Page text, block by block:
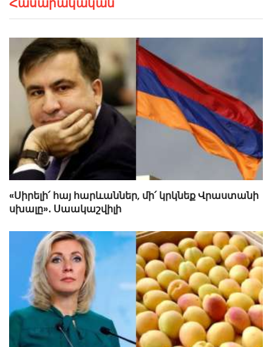
«Սիրելի՛ հայ հարևաններ, մի՛ կրկնեք Վրաստանի
սխալը»․ Սաակաշվիլի